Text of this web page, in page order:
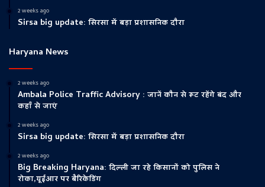
2 weeks ago
Sirsa big update: सिरसा में बड़ा प्रशासनिक दौरा
Haryana News
2 weeks ago
Ambala Police Traffic Advisory : जानें कौन से रूट रहेंगे बंद और
कहाँ से जाएं
2 weeks ago
Sirsa big update: सिरसा में बड़ा प्रशासनिक दौरा
2 weeks ago
Big Breaking Haryana: दिल्ली जा रहे किसानों को पुलिस ने
रोका,यूईआर पर बैरिकेडिंग